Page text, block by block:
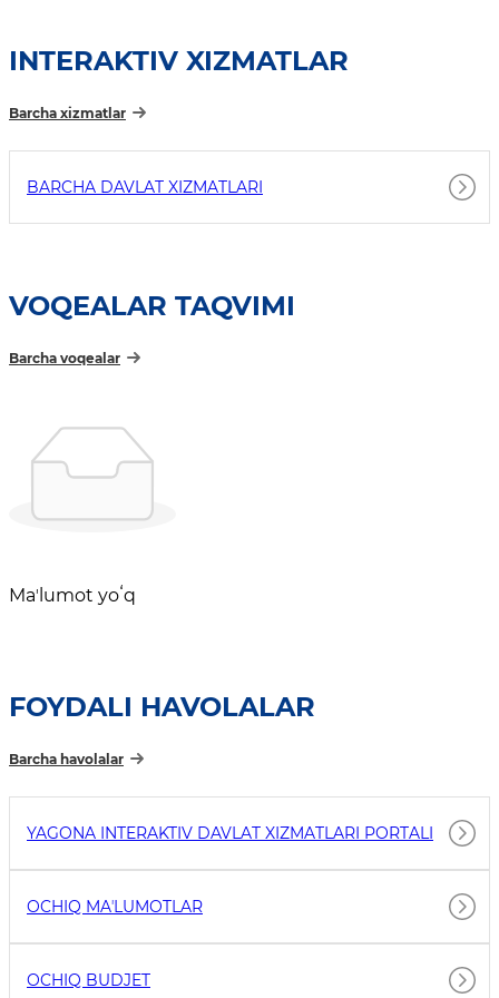
INTERAKTIV XIZMATLAR
Barcha xizmatlar
BARCHA DAVLAT XIZMATLARI
VOQEALAR TAQVIMI
Barcha voqealar
Maʼlumot yoʻq
FOYDALI HAVOLALAR
Barcha havolalar
YAGONA INTERAKTIV DAVLAT XIZMATLARI PORTALI
OCHIQ MAʼLUMOTLAR
OCHIQ BUDJET